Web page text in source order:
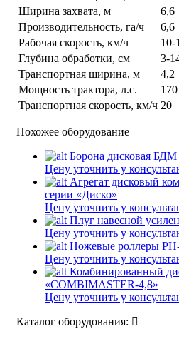
Ширина захвата, м
6,6
Производительность, га/ч
6,6
Рабочая скорость, км/ч
10-
Глубина обработки, см
3-
Транспортная ширина, м
4,2
Мощность трактора, л.с.
Транспортная скорость, км/ч 20
Похожее оборудование
Борона дисковая
Цену уточнить у
Агрегат дисковый
серии «Диско»
Цену уточнить у
Плуг навесной
Цену уточнить у
Ножевые роллеры
Цену уточнить у
Комбинированный
«COMBIMASTER-4,8»
Цену уточнить у
Каталог оборудования: